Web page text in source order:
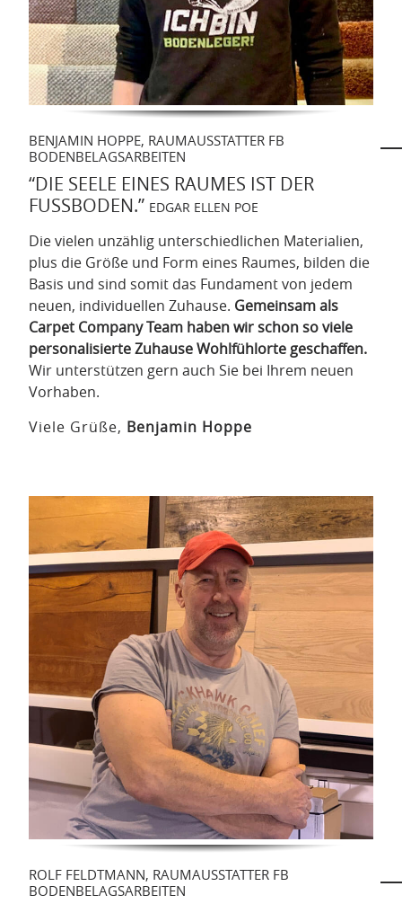
BENJAMIN HOPPE, RAUMAUSSTATTER FB
BODENBELAGSARBEITEN
“DIE SEELE EINES RAUMES IST DER
FUSSBODEN.” EDGAR ELLEN POE
Die vielen unzählig unterschiedlichen Materialien,
plus die Größe und Form eines Raumes, bilden die
Basis und sind somit das Fundament von jedem
neuen, individuellen Zuhause. Gemeinsam als
Carpet Company Team haben wir schon so viele
personalisierte Zuhause Wohlfühlorte geschaffen.
Wir unterstützen gern auch Sie bei Ihrem neuen
Vorhaben.
Viele Grüße, Benjamin Hoppe
ROLF FELDTMANN, RAUMAUSSTATTER FB
BODENBELAGSARBEITEN